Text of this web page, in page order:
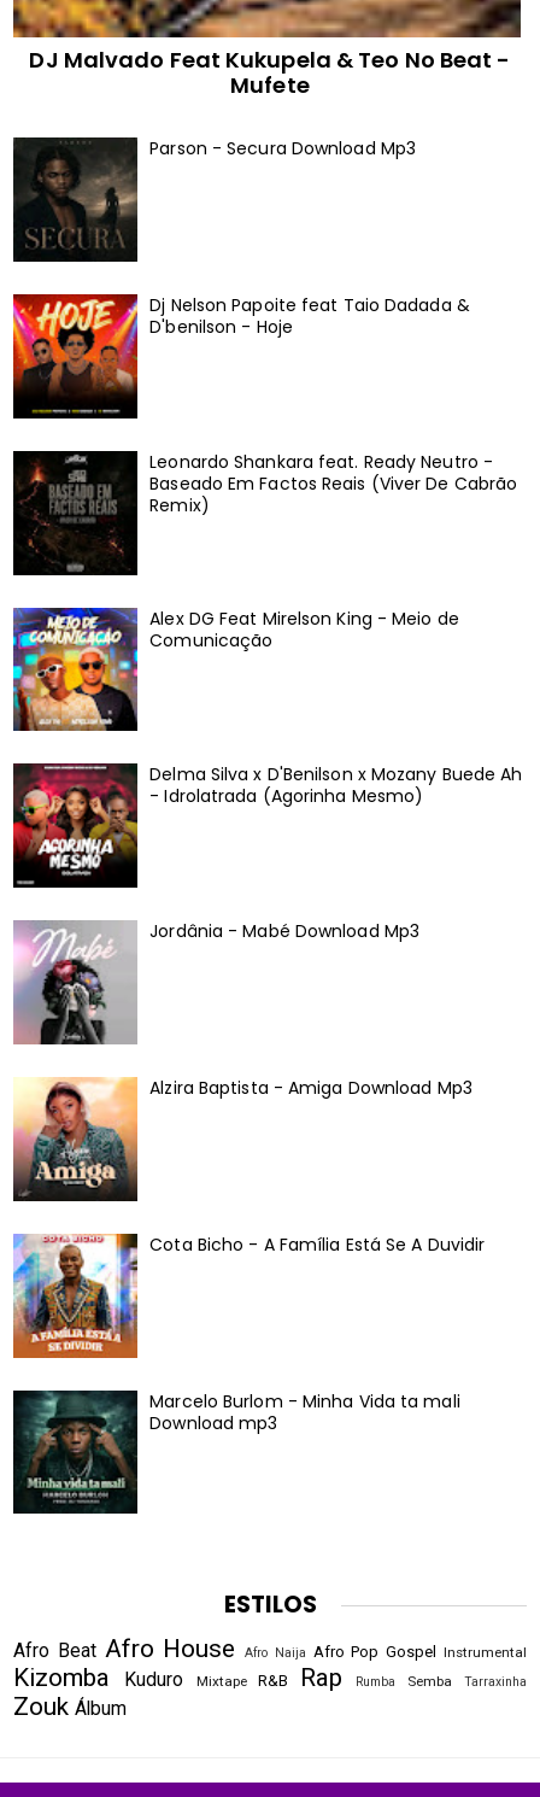
DJ Malvado Feat Kukupela & Teo No Beat -
Mufete
Parson - Secura Download Mp3
Dj Nelson Papoite feat Taio Dadada &
D'benilson - Hoje
Leonardo Shankara feat. Ready Neutro -
Baseado Em Factos Reais (Viver De Cabrão
Remix)
Alex DG Feat Mirelson King - Meio de
Comunicação
Delma Silva x D'Benilson x Mozany Buede Ah
- Idrolatrada (Agorinha Mesmo)
Jordânia - Mabé Download Mp3
Alzira Baptista - Amiga Download Mp3
Cota Bicho - A Família Está Se A Duvidir
Marcelo Burlom - Minha Vida ta mali
Download mp3
ESTILOS
Afro Beat Afro House Afro Naija Afro Pop Gospel Instrumental
Kizomba Kuduro Mixtape R&B Rap Rumba Semba Tarraxinha
Zouk Álbum